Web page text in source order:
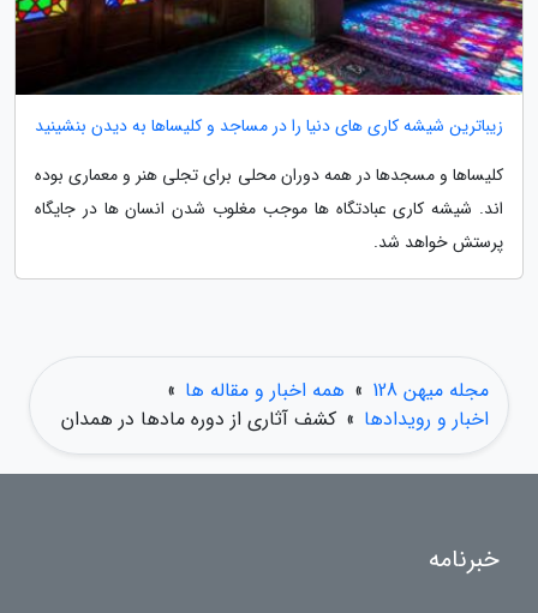
زیباترین شیشه کاری های دنیا را در مساجد و کلیساها به دیدن بنشینید
کلیساها و مسجدها در همه دوران محلی برای تجلی هنر و معماری بوده
اند. شیشه کاری عبادتگاه ها موجب مغلوب شدن انسان ها در جایگاه
پرستش خواهد شد.
مجله میهن 128 » همه اخبار و مقاله ها »
اخبار و رویدادها » کشف آثاری از دوره مادها در همدان
خبرنامه